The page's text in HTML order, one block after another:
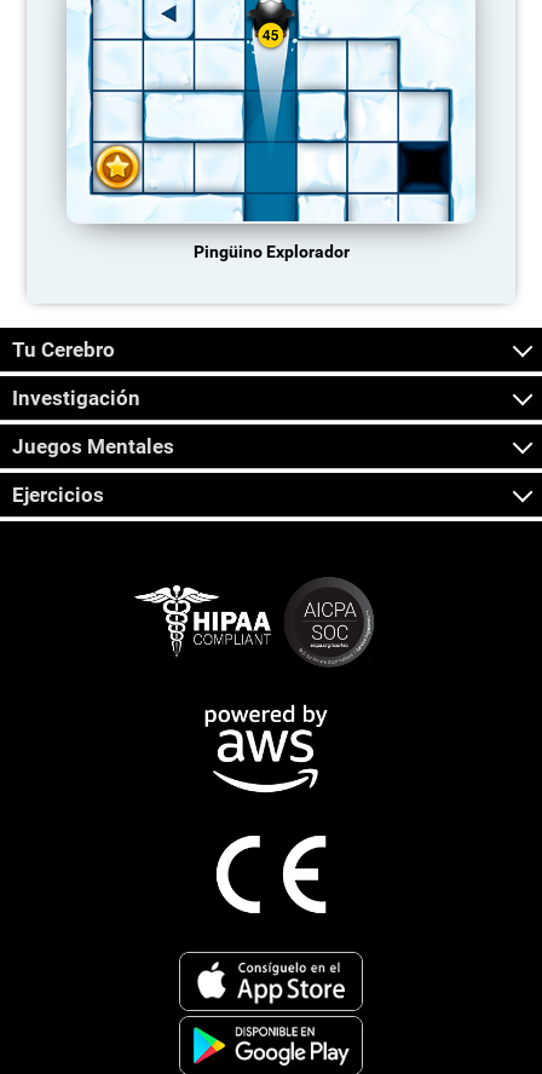
Pingüino Explorador
Tu Cerebro
Investigación
Juegos Mentales
Ejercicios